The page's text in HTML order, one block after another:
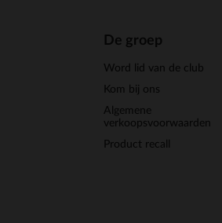
De groep
Word lid van de club
Kom bij ons
Algemene
verkoopsvoorwaarden
Product recall